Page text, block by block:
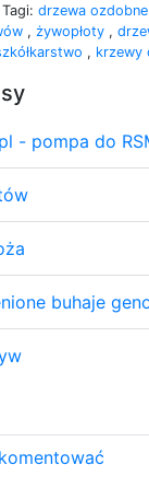
Tagi: drzewa ozdobne
, żywopłoty ,
, krzewy
- pompa do
buhaje